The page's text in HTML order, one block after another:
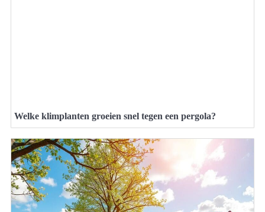
Welke klimplanten groeien snel tegen een pergola?